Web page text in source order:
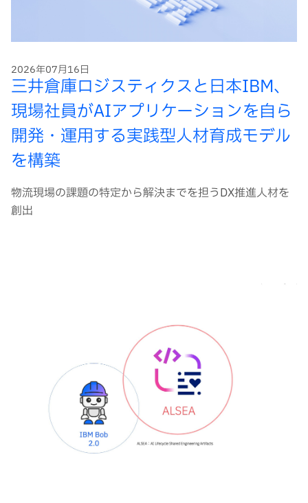
2026年07月16日
三井倉庫ロジスティクスと日本IBM、
現場社員がAIアプリケーションを自ら
開発・運用する実践型人材育成モデル
を構築
物流現場の課題の特定から解決までを担うDX推進人材を
創出